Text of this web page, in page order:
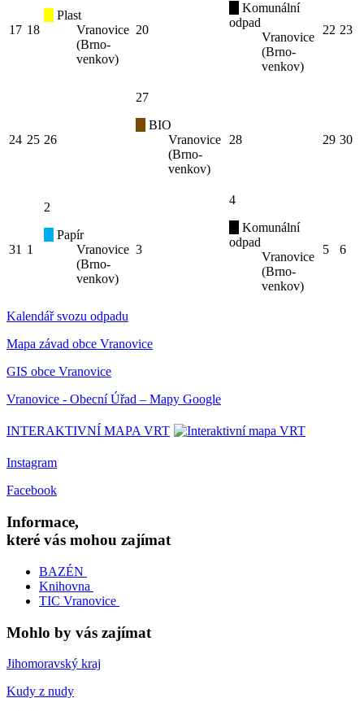
17 18
Plast
Vranovice
(Brno-
venkov)
20
Komunální
odpad
Vranovice
(Brno-
venkov)
22 23
24 25 26
27
BIO
Vranovice
(Brno-
venkov)
28 29 30
31 1
2
Papír
Vranovice
(Brno-
venkov)
3
4
Komunální
odpad
Vranovice
(Brno-
venkov)
5 6
Kalendář svozu odpadu
Mapa závad obce Vranovice
GIS obce Vranovice
Vranovice - Obecní Úřad – Mapy Google
INTERAKTIVNÍ MAPA VRT
Instagram
Facebook
Informace,
které vás mohou zajímat
BAZÉN
Knihovna
TIC Vranovice
Mohlo by vás zajímat
Jihomoravský kraj
Kudy z nudy